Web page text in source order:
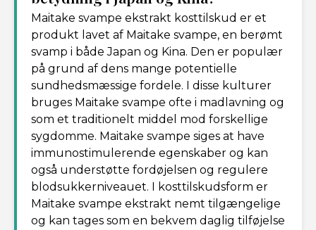
Maitake svampe ekstrakt kosttilskud er et
produkt lavet af Maitake svampe, en berømt
svamp i både Japan og Kina. Den er populær
på grund af dens mange potentielle
sundhedsmæssige fordele. I disse kulturer
bruges Maitake svampe ofte i madlavning og
som et traditionelt middel mod forskellige
sygdomme. Maitake svampe siges at have
immunostimulerende egenskaber og kan
også understøtte fordøjelsen og regulere
blodsukkerniveauet. I kosttilskudsform er
Maitake svampe ekstrakt nemt tilgængelige
og kan tages som en bekvem daglig tilføjelse